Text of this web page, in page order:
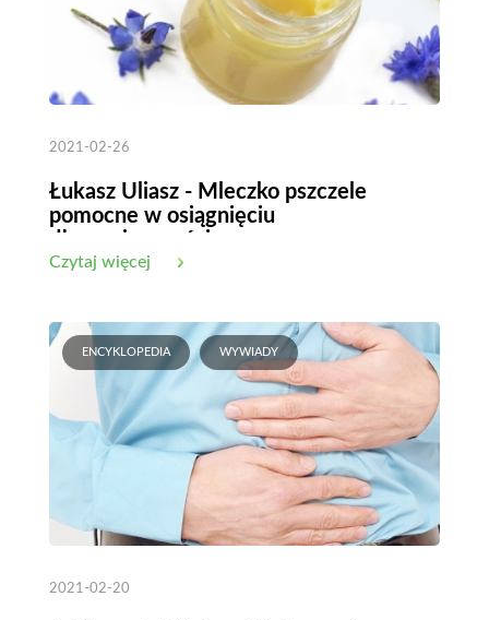
2021-02-26
Łukasz Uliasz - Mleczko pszczele
pomocne w osiągnięciu
długowieczności
Czytaj więcej
ENCYKLOPEDIA WYWIADY
2021-02-20